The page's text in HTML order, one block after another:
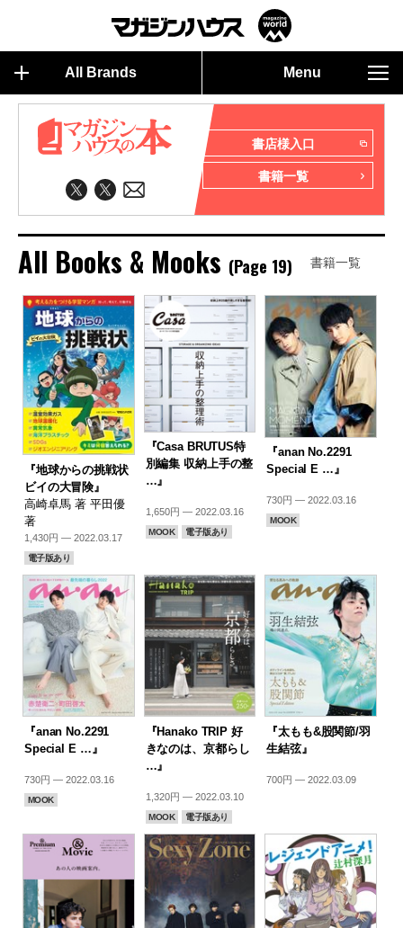
All Brands Menu
書店様入口
書籍一覧
All Books & Mooks (Page 19) 書籍一覧
『地球からの挑戦状
ビイの大冒険』
高崎卓馬 著 平田優
著
1,430円 — 2022.03.17
電子版あり
『Casa BRUTUS特
別編集 収納上手の整
…』
1,650円 — 2022.03.16
MOOK 電子版あり
『anan No.2291
Special E …』
730円 — 2022.03.16
MOOK
『anan No.2291
Special E …』
730円 — 2022.03.16
MOOK
『Hanako TRIP 好
きなのは、京都らし
…』
1,320円 — 2022.03.10
MOOK 電子版あり
『太もも&股関節/羽
生結弦』
700円 — 2022.03.09